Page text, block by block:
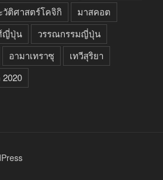
วัติศาสตร์โคจิกิ
มาสคอต
ญี่ปุ่น
วรรณกรรมญี่ปุ่น
อามาเทราซุ
เทวีสุริยา